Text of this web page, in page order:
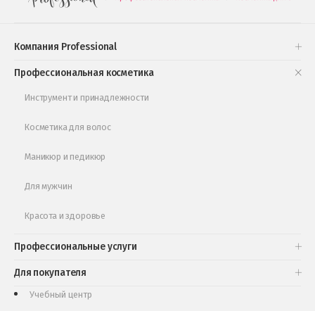
Компания Professional
Профессиональная косметика
Инструмент и принадлежности
Косметика для волос
Маникюр и педикюр
Для мужчин
Красота и здоровье
Профессиональные услуги
Для покупателя
Подарочные наборы
Обучающее видео
Учебный центр